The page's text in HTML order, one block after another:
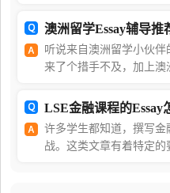
耗的总页数并不固定。那
澳洲留学Essay辅导推
听说来自澳洲留学小伙
来了个措手不及，加上澳
款优质的在线留学生论
LSE金融课程的Essay
许多学生都知道，撰写金
战。这类文章有着特定的